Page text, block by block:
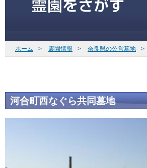
ホーム > 霊園情報 > 奈良県の公営墓地 >
河合町西なぐら共同墓地